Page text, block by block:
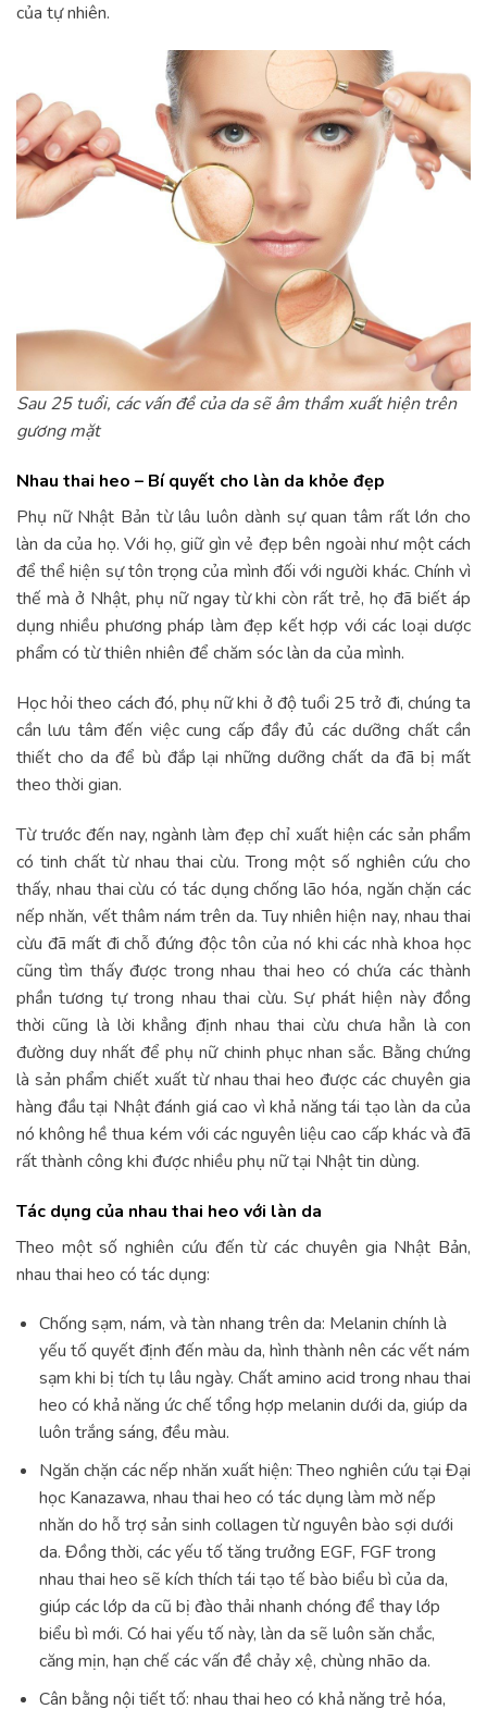
của tự nhiên.
Sau 25 tuổi, các vấn đề của da sẽ âm thầm xuất hiện trên
gương mặt
Nhau thai heo – Bí quyết cho làn da khỏe đẹp
Phụ nữ Nhật Bản từ lâu luôn dành sự quan tâm rất lớn cho
làn da của họ. Với họ, giữ gìn vẻ đẹp bên ngoài như một cách
để thể hiện sự tôn trọng của mình đối với người khác. Chính vì
thế mà ở Nhật, phụ nữ ngay từ khi còn rất trẻ, họ đã biết áp
dụng nhiều phương pháp làm đẹp kết hợp với các loại dược
phẩm có từ thiên nhiên để chăm sóc làn da của mình.
Học hỏi theo cách đó, phụ nữ khi ở độ tuổi 25 trở đi, chúng ta
cần lưu tâm đến việc cung cấp đầy đủ các dưỡng chất cần
thiết cho da để bù đắp lại những dưỡng chất da đã bị mất
theo thời gian.
Từ trước đến nay, ngành làm đẹp chỉ xuất hiện các sản phẩm
có tinh chất từ nhau thai cừu. Trong một số nghiên cứu cho
thấy, nhau thai cừu có tác dụng chống lão hóa, ngăn chặn các
nếp nhăn, vết thâm nám trên da. Tuy nhiên hiện nay, nhau thai
cừu đã mất đi chỗ đứng độc tôn của nó khi các nhà khoa học
cũng tìm thấy được trong nhau thai heo có chứa các thành
phần tương tự trong nhau thai cừu. Sự phát hiện này đồng
thời cũng là lời khẳng định nhau thai cừu chưa hẳn là con
đường duy nhất để phụ nữ chinh phục nhan sắc. Bằng chứng
là sản phẩm chiết xuất từ nhau thai heo được các chuyên gia
hàng đầu tại Nhật đánh giá cao vì khả năng tái tạo làn da của
nó không hề thua kém với các nguyên liệu cao cấp khác và đã
rất thành công khi được nhiều phụ nữ tại Nhật tin dùng.
Tác dụng của nhau thai heo với làn da
Theo một số nghiên cứu đến từ các chuyên gia Nhật Bản,
nhau thai heo có tác dụng:
Chống sạm, nám, và tàn nhang trên da: Melanin chính là
yếu tố quyết định đến màu da, hình thành nên các vết nám
sạm khi bị tích tụ lâu ngày. Chất amino acid trong nhau thai
heo có khả năng ức chế tổng hợp melanin dưới da, giúp da
luôn trắng sáng, đều màu.
Ngăn chặn các nếp nhăn xuất hiện: Theo nghiên cứu tại Đại
học Kanazawa, nhau thai heo có tác dụng làm mờ nếp
nhăn do hỗ trợ sản sinh collagen từ nguyên bào sợi dưới
da. Đồng thời, các yếu tố tăng trưởng EGF, FGF trong
nhau thai heo sẽ kích thích tái tạo tế bào biểu bì của da,
giúp các lớp da cũ bị đào thải nhanh chóng để thay lớp
biểu bì mới. Có hai yếu tố này, làn da sẽ luôn săn chắc,
căng mịn, hạn chế các vấn đề chảy xệ, chùng nhão da.
Cân bằng nội tiết tố: nhau thai heo có khả năng trẻ hóa,